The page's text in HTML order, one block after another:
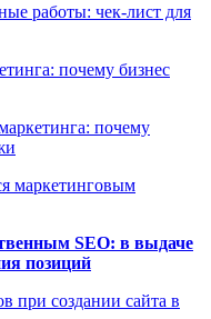
работы: чек-лист для
почему бизнес
почему
маркетинговым
SEO: в выдаче
позиций
при создании сайта в